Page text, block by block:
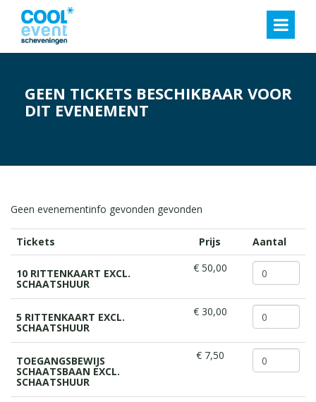
GEEN TICKETS BESCHIKBAAR VOOR
DIT EVENEMENT
Geen evenementinfo gevonden gevonden
Tickets Prijs Aantal
10 RITTENKAART EXCL.
SCHAATSHUUR
€ 50,00
5 RITTENKAART EXCL.
SCHAATSHUUR
€ 30,00
TOEGANGSBEWIJS
SCHAATSBAAN EXCL.
SCHAATSHUUR
€ 7,50